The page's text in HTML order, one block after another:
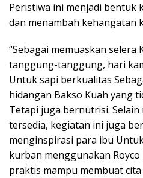
Peristiwa ini menjadi bentuk
dan menambah kehangatan
“Sebagai memuaskan selera
tanggung-tanggung, hari
Untuk sapi berkualitas
hidangan Bakso Kuah yang
Tetapi juga bernutrisi.
tersedia, kegiatan ini juga
menginspirasi para ibu
kurban menggunakan Royco
praktis mampu membuat